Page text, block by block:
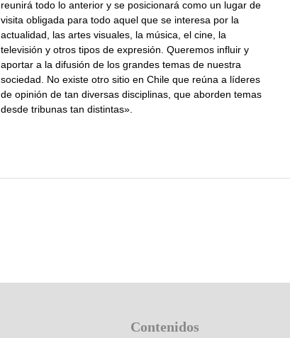
reunirá todo lo anterior y se posicionará como un lugar de
visita obligada para todo aquel que se interesa por la
actualidad, las artes visuales, la música, el cine, la
televisión y otros tipos de expresión. Queremos influir y
aportar a la difusión de los grandes temas de nuestra
sociedad. No existe otro sitio en Chile que reúna a líderes
de opinión de tan diversas disciplinas, que aborden temas
desde tribunas tan distintas».
Contenidos